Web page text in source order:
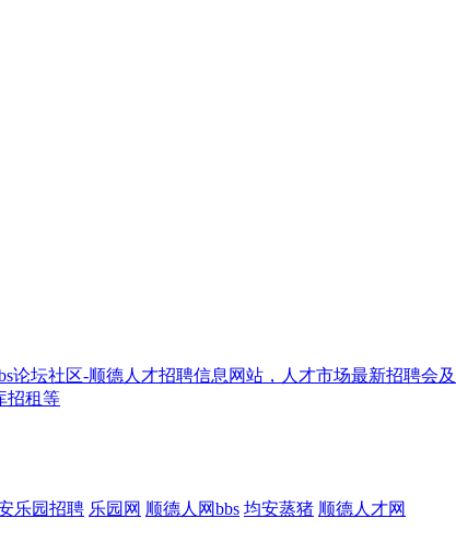
坛社区-顺德人才招聘信息网站，人才市场最新招聘会
招租等
乐园招聘 乐园网 顺德人网bbs 均安蒸猪 顺德人才网